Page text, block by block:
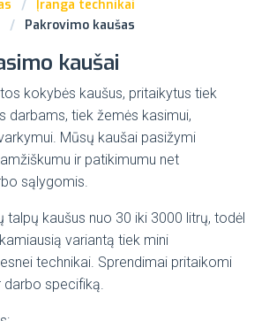
Įranga technikai
Pakrovimo kaušas
kaušai
kokybės kaušus, pritaikytus tiek
darbams, tiek žemės kasimui,
Mūsų kaušai pasižymi
ir patikimumu net
sąlygomis.
talpų kaušus nuo 30 iki 3000 litrų, todėl
variantą tiek mini
technikai. Sprendimai pritaikomi
darbo specifiką.